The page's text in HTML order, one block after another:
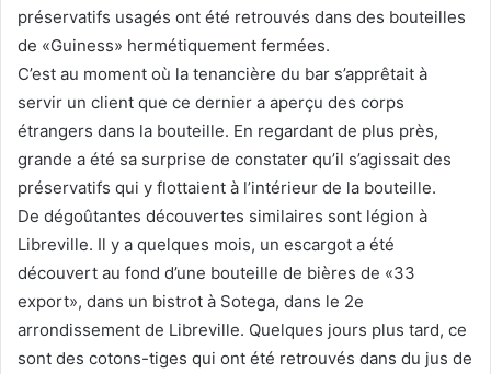
préservatifs usagés ont été retrouvés dans des bouteilles
de «Guiness» hermétiquement fermées.
C’est au moment où la tenancière du bar s’apprêtait à
servir un client que ce dernier a aperçu des corps
étrangers dans la bouteille. En regardant de plus près,
grande a été sa surprise de constater qu’il s’agissait des
préservatifs qui y flottaient à l’intérieur de la bouteille.
De dégoûtantes découvertes similaires sont légion à
Libreville. Il y a quelques mois, un escargot a été
découvert au fond d’une bouteille de bières de «33
export», dans un bistrot à Sotega, dans le 2e
arrondissement de Libreville. Quelques jours plus tard, ce
sont des cotons-tiges qui ont été retrouvés dans du jus de